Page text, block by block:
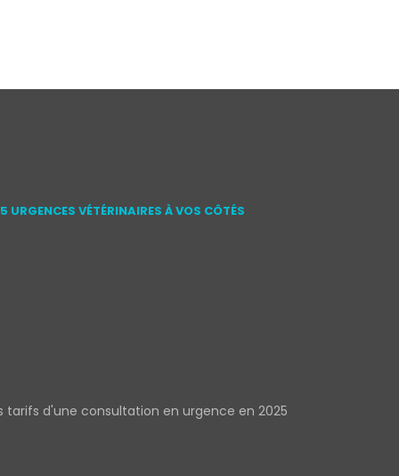
URGENCES VÉTÉRINAIRES À VOS CÔTÉS
tarifs d'une consultation en urgence en 2025